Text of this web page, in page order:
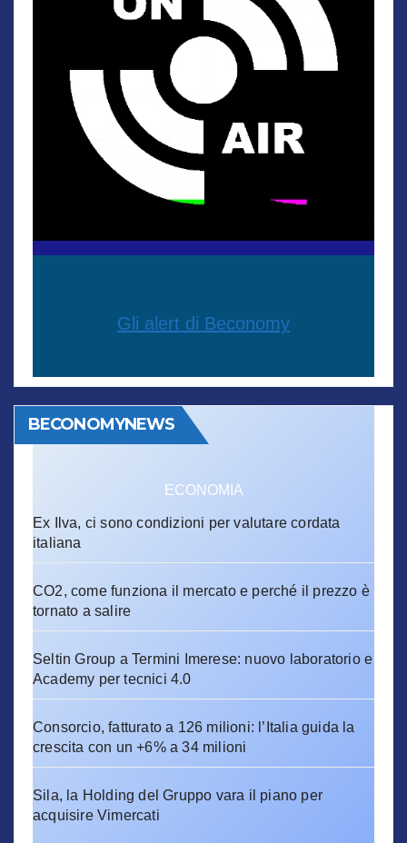
Gli alert di Beconomy
BECONOMYNEWS
ECONOMIA
Ex Ilva, ci sono condizioni per valutare cordata
italiana
CO2, come funziona il mercato e perché il prezzo è
tornato a salire
Seltin Group a Termini Imerese: nuovo laboratorio e
Academy per tecnici 4.0
Consorcio, fatturato a 126 milioni: l’Italia guida la
crescita con un +6% a 34 milioni
Sila, la Holding del Gruppo vara il piano per
acquisire Vimercati